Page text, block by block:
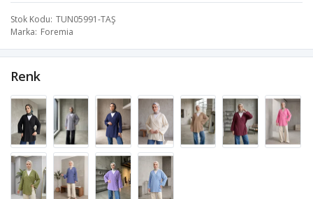
Stok Kodu TUN05991-TAŞ
Marka Foremia
Renk